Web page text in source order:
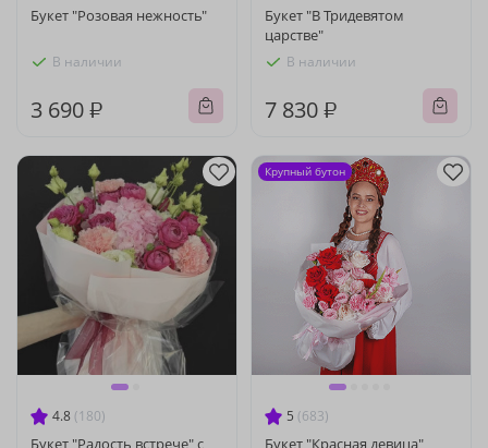
Букет "Розовая нежность"
В наличии
3 690 ₽
Букет "В Тридевятом
царстве"
В наличии
7 830 ₽
4.8 (180)
Букет "Радость встрече" с
5 (683)
Букет "Красная девица"
Крупный бутон